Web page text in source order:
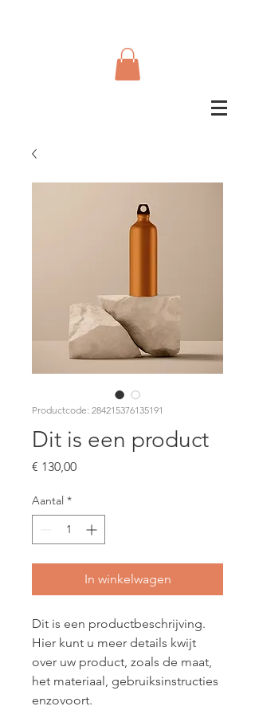
Productcode: 284215376135191
Dit is een product
€ 130,00Prijs
Aantal *
In winkelwagen
Dit is een productbeschrijving.
Hier kunt u meer details kwijt
over uw product, zoals de maat,
het materiaal, gebruiksinstructies
enzovoort.